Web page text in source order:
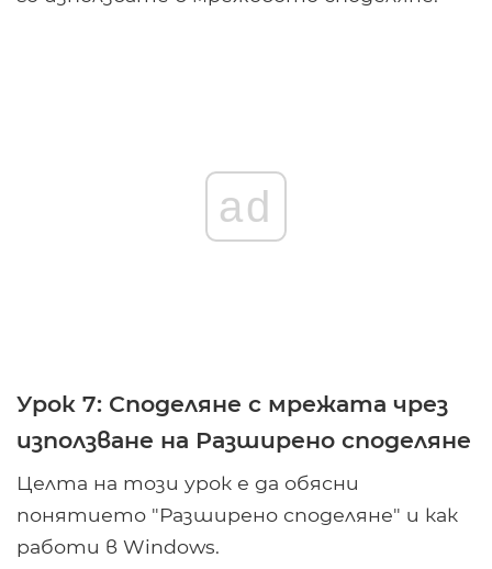
ad
Урок 7: Споделяне с мрежата чрез
използване на Разширено споделяне
Целта на този урок е да обясни
понятието "Разширено споделяне" и как
работи в Windows.